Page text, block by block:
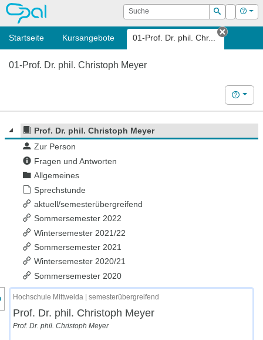
OPAL Suche
Suchen
Login Hilfe
Startseite Kursangebote 01-Prof. Dr. phil. Chr...
Tab
01-Prof. Dr. phil. Christoph Meyer
Hilfe
Prof. Dr. phil. Christoph Meyer
Zur Person
Fragen und Antworten
Allgemeines
Sprechstunde
aktuell/semesterübergreifend
Sommersemester 2022
Wintersemester 2021/22
Sommersemester 2021
Wintersemester 2020/21
Sommersemester 2020
des Kursmenüs
Hochschule Mittweida | semesterübergreifend
Prof. Dr. phil. Christoph Meyer
Prof. Dr. phil. Christoph Meyer